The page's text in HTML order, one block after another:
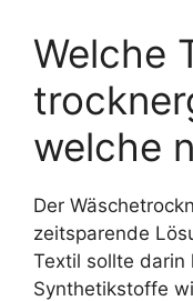
Welche
welche
Der
zeitsparende
Textil sollte darin
Synthetikstoffe